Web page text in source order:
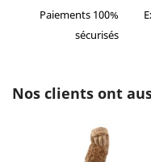
Paiements 100%
sécurisés
Nos clients ont